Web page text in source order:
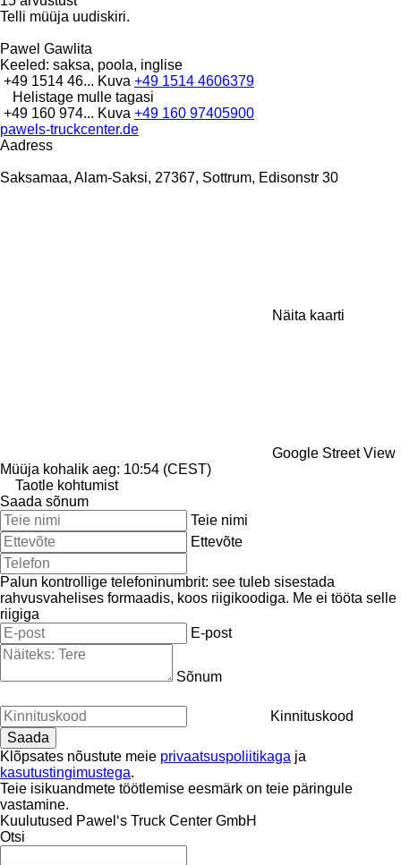
Telli müüja uudiskiri.
Pawel Gawlita
Keeled: saksa, poola, inglise
+49 1514 46... Kuva +49 1514 4606379
Helistage mulle tagasi
+49 160 974... Kuva +49 160 97405900
pawels-truckcenter.de
Aadress
Saksamaa, Alam-Saksi, 27367, Sottrum, Edisonstr 30
Näita kaarti
Google Street View
Müüja kohalik aeg: 10:54 (CEST)
Taotle kohtumist
Saada sõnum
Teie nimi
Ettevõte
Palun kontrollige telefoninumbrit: see tuleb sisestada
rahvusvahelises formaadis, koos riigikoodiga. Me ei tööta selle
riigiga
E-post
Sõnum
Kinnituskood
Klõpsates nõustute meie privaatsuspoliitikaga ja
kasutustingimustega.
Teie isikuandmete töötlemise eesmärk on teie päringule
vastamine.
Kuulutused Pawel‘s Truck Center GmbH
Otsi